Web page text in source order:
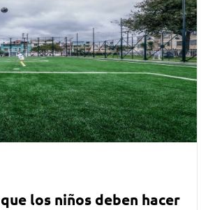
los niños deben hacer